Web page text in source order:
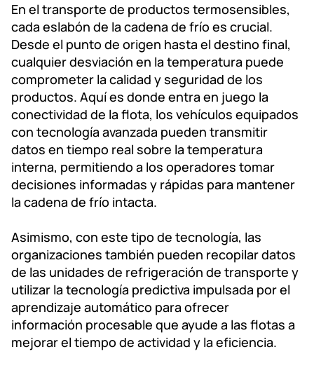
En el transporte de productos termosensibles,
cada eslabón de la cadena de frío es crucial.
Desde el punto de origen hasta el destino final,
cualquier desviación en la temperatura puede
comprometer la calidad y seguridad de los
productos. Aquí es donde entra en juego la
conectividad de la flota, los vehículos equipados
con tecnología avanzada pueden transmitir
datos en tiempo real sobre la temperatura
interna, permitiendo a los operadores tomar
decisiones informadas y rápidas para mantener
la cadena de frío intacta.
Asimismo, con este tipo de tecnología, las
organizaciones también pueden recopilar datos
de las unidades de refrigeración de transporte y
utilizar la tecnología predictiva impulsada por el
aprendizaje automático para ofrecer
información procesable que ayude a las flotas a
mejorar el tiempo de actividad y la eficiencia.